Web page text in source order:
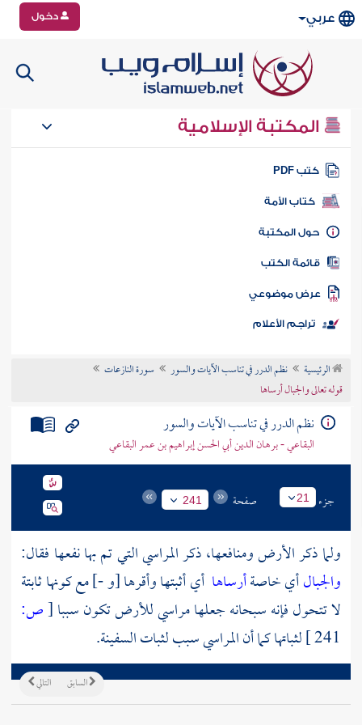
عربي دخول
المكتبة الإسلامية
كتب PDF
كتاب الأمة
المكتبة
الكتب
موضوعي
تراجم الأعلام
الرئيسية نظم الدرر في تناسب الآيات والسور
سورة النازعات
قوله تعالى والجبال أرساها
نظم الدرر في تناسب الآيات والسور
البقاعي - برهان الدين أبي الحسن إبراهيم بن عمر البقاعي
جزء 21 صفحة 241
ولما ذكر الأرض ومنافعها، ذكر المراسي التي تم بها نفعها فقال:
والجبالأي خاصةأرساها أي أثبتها وأقرها [و -] مع كونها ثابتة
لا تتحول فإنه سبحانه جعلها مراسي للأرض تكون سببا[ص:
241 ] لثباتها كما أن المراسي سبب لثبات السفينة.
التالي السابق